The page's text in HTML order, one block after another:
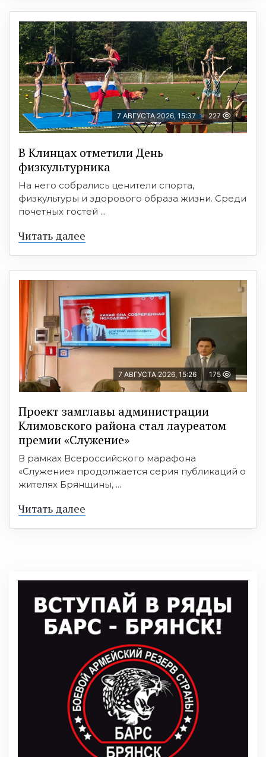
7 АВГУСТА 2026, 15:37 227
В Клинцах отметили День
физкультурника
На него собрались ценители спорта,
физкультуры и здорового образа жизни. Среди
почетных гостей ...
Читать далее
7 АВГУСТА 2026, 15:26 175
Проект замглавы администрации
Климовского района стал лауреатом
премии «Служение»
В рамках Всероссийского марафона
«Служение» продолжается серия публикаций о
жителях Брянщины, ...
Читать далее